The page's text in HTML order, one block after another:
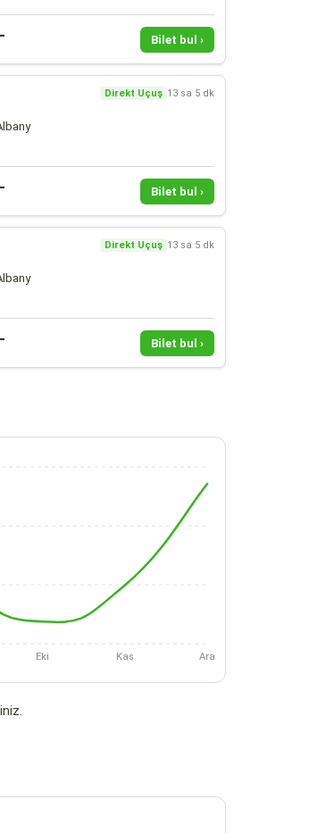
Bilet bul ›
Direkt Uçuş 13 sa 5 dk
Bilet bul ›
Direkt Uçuş 13 sa 5 dk
Bilet bul ›
Eki Kas Ara